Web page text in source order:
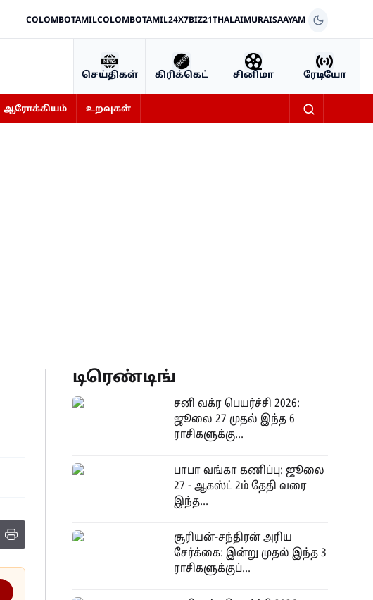
COLOMBOTAMILCOLOMBOTAMIL24X7BIZ21THALAIMURAISAAYAM
செய்திகள் கிரிக்கெட் சினிமா ரேடியோ
ஆரோக்கியம் உறவுகள்
டிரெண்டிங்
சனி வக்ர பெயர்ச்சி 2026:
ஜூலை 27 முதல் இந்த 6
ராசிகளுக்கு...
பாபா வங்கா கணிப்பு: ஜூலை
27 - ஆகஸ்ட் 2ம் தேதி வரை
இந்த...
சூரியன்-சந்திரன் அரிய
சேர்க்கை: இன்று முதல் இந்த 3
ராசிகளுக்குப்...